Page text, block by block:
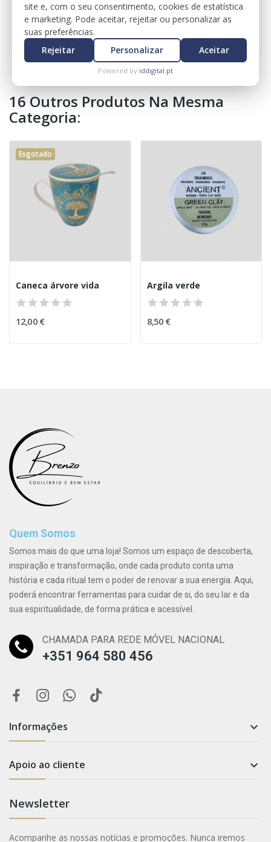
Referência 0627
16 Outros Produtos Na Mesma
Categoria:
Esgotado
Caneca árvore vida
12,00 €
Argila verde
8,50 €
Quem Somos
Somos mais do que uma loja! Somos um espaço de descoberta,
inspiração e transformação, onde cada produto conta uma
história e cada ritual tem o poder de renovar a sua energia. Aqui,
poderá encontrar ferramentas para cuidar de si, do seu lar e da
sua espiritualidade, de forma prática e acessível.
CHAMADA PARA REDE MÓVEL NACIONAL
+351 964 580 456
Informações 
Apoio ao cliente 
Newsletter
Acompanhe as nossas notícias e promoções. Nunca iremos
site e, com o seu consentimento, cookies de estatística
e marketing. Pode aceitar, rejeitar ou personalizar as
suas preferências.
Rejeitar
Personalizar Aceitar
Powered by iddigital.pt